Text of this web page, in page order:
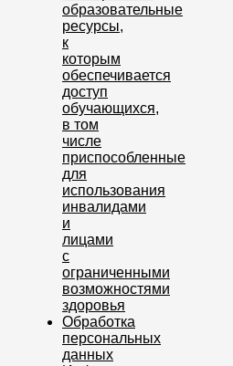
образовательные
ресурсы,
к
которым
обеспечивается
доступ
обучающихся,
в том
числе
приспособленные
для
использования
инвалидами
и
лицами
с
ограниченными
возможностями
здоровья
Обработка
персональных
данных